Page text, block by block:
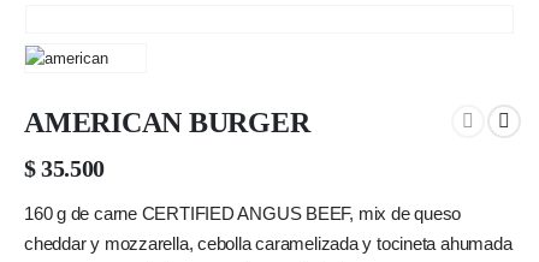
AMERICAN BURGER
$35.500
160 g de carne CERTIFIED ANGUS BEEF, mix de queso
cheddar y mozzarella, cebolla caramelizada y tocineta ahumada